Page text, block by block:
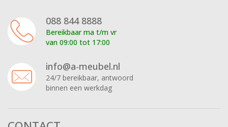
088 844 8888
Bereikbaar ma t/m vr
van 09:00 tot 17:00
info@a-meubel.nl
24/7 bereikbaar, antwoord
binnen een werkdag